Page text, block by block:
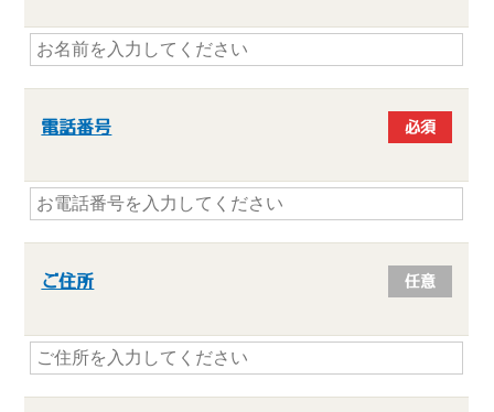
電話番号 必須
ご住所 任意